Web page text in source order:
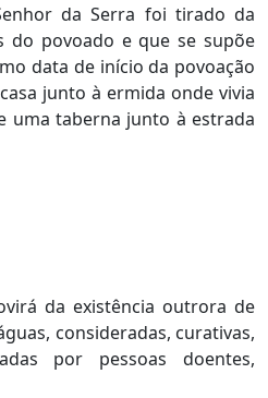
da Serra foi tirado da
do povoado e que se supõe
data de início da povoação
junto à ermida onde vivia
uma taberna junto à estrada
da existência outrora de
consideradas, curativas,
por pessoas doentes,